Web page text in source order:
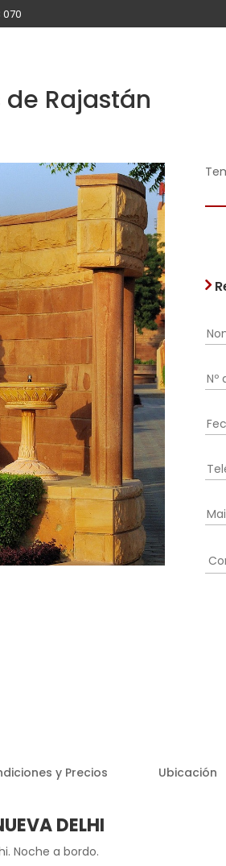
070
de Rajastán
y Precios Ubicación
DELHI
Noche a bordo.